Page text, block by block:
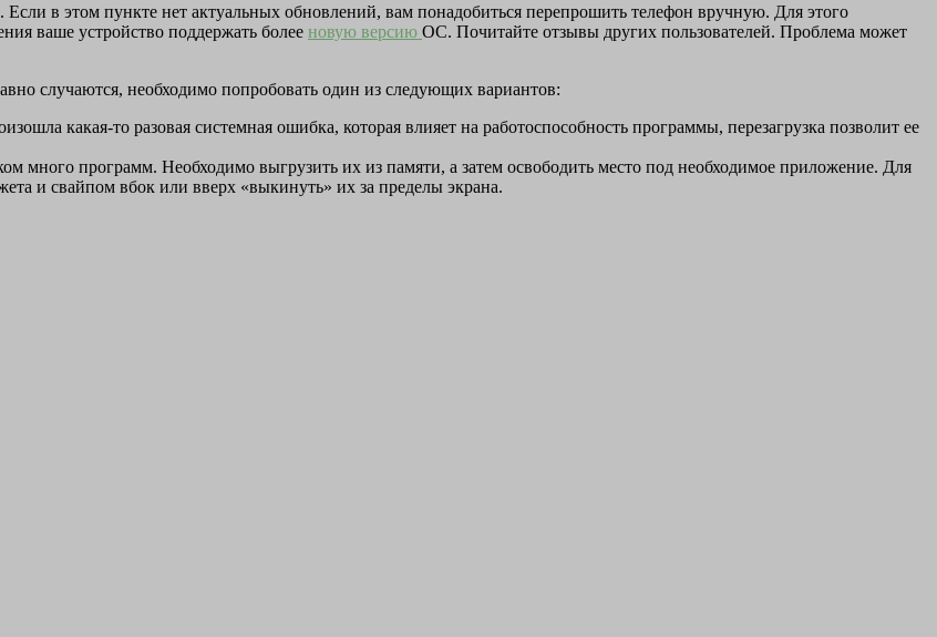
в этом пункте нет актуальных обновлений, вам понадобиться перепрошить телефон вручную. Для этого
ваше устройство поддержать более новую версию ОС. Почитайте отзывы других пользователей. Проблема может
случаются, необходимо попробовать один из следующих вариантов:
какая-то разовая системная ошибка, которая влияет на работоспособность программы, перезагрузка позволит ее
много программ. Необходимо выгрузить их из памяти, а затем освободить место под необходимое приложение. Для
и свайпом вбок или вверх «выкинуть» их за пределы экрана.